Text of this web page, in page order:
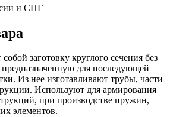
и СНГ
заготовку круглого сечения без
предназначенную для последующей
Из нее изготавливают трубы, части
Используют для армирования
при производстве пружин,
элементов.